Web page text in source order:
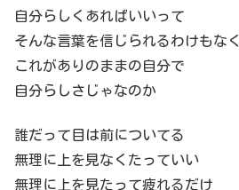
自分らしくあればいいって
そんな言葉を信じられるわけもなく
これがありのままの自分で
自分らしさじゃなのか
誰だって目は前についてる
無理に上を見なくたっていい
無理に上を見たって疲れるだけ